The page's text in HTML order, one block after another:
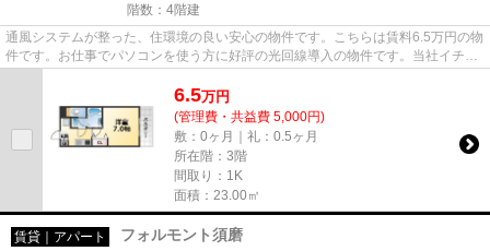
階数：4階建
通風システムが整った、住環境の良い安心の物件です。こちらは賃料6.5万円の物
件です。お仕事でパソコンを使う方に好評の光回線導入の物件です。当社イチオ
6.5万円
(管理費・共益費 5,000円)
敷：0ヶ月｜礼：0.5ヶ月
所在階：3階
間取り：1K
面積：23.00㎡
賃貸｜アパート フォルモント須磨